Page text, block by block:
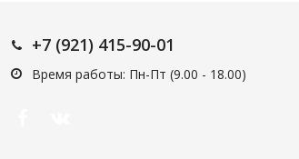
+7 (921) 415-90-01
Время работы: Пн-Пт (9.00 - 18.00)